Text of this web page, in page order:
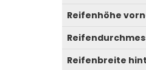
Reifenhöhe
Reifenbreite